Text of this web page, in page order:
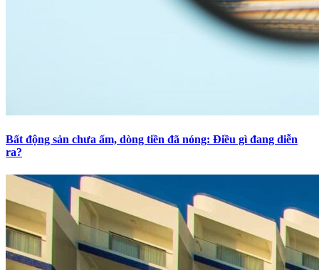
Bất động sản chưa ấm, dòng tiền đã nóng: Điều gì đang diễn
ra?